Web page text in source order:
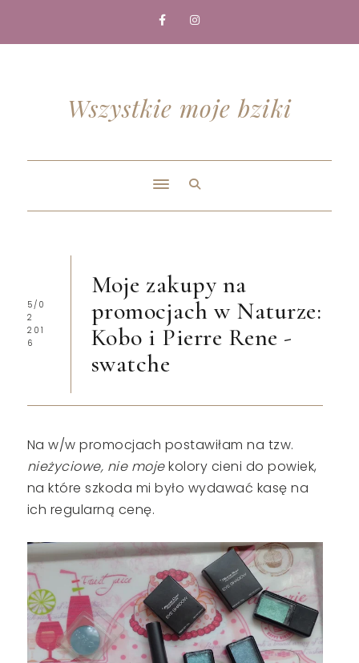
Wszystkie moje bziki
5/0
2
201
6
Moje zakupy na
promocjach w Naturze:
Kobo i Pierre Rene -
swatche
Na w/w promocjach postawiłam na tzw.
nieżyciowe, nie mojekolory cieni do powiek,
na które szkoda mi było wydawać kasę na
ich regularną cenę.